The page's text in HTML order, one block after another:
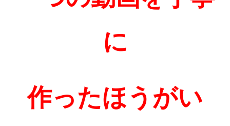
に
作ったほうがい